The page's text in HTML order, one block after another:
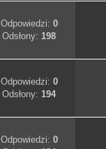
Odpowiedzi: 0
Odsłony:198
Odpowiedzi: 0
Odsłony:194
Odpowiedzi: 0